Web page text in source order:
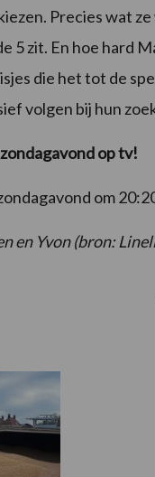
Precies wat
5 zit. En hoe hard
die het tot de
volgen bij hun
op tv!
om
en Yvon (bron: